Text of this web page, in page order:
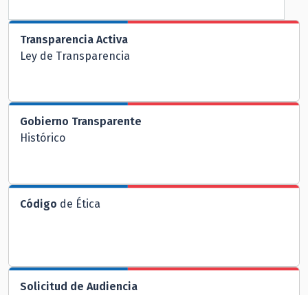
Transparencia Activa
Ley de Transparencia
Gobierno Transparente
Histórico
Código de Ética
Solicitud de Audiencia